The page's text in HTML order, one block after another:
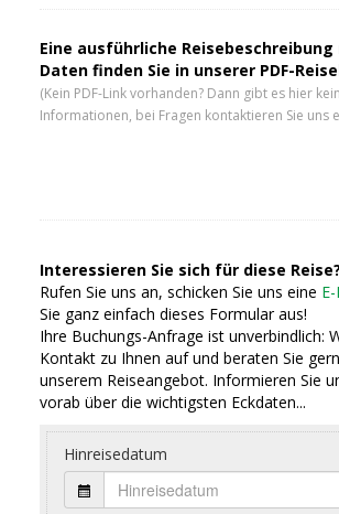
Eine ausführliche
Daten finden Sie in unserer PDF-
(Kein PDF-Link vorhanden? Dann gibt es hier
Informationen, bei Fragen kontaktieren Sie uns
Interessieren Sie sich für diese Reise?
Rufen Sie uns an, schicken Sie uns eine
Sie ganz einfach dieses Formular aus!
Ihre Buchungs-Anfrage ist unverbindlich:
Kontakt zu Ihnen auf und beraten Sie
unserem Reiseangebot. Informieren Sie
vorab über die wichtigsten Eckdaten...